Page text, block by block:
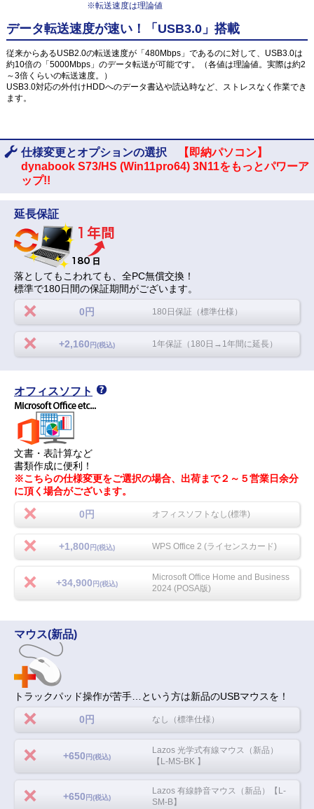
※転送速度は理論値
データ転送速度が速い！「USB3.0」搭載
従来からあるUSB2.0の転送速度が「480Mbps」であるのに対して、USB3.0は
約10倍の「5000Mbps」のデータ転送が可能です。（各値は理論値。実際は約2
～3倍くらいの転送速度。）
USB3.0対応の外付けHDDへのデータ書込や読込時など、ストレスなく作業でき
ます。
仕様変更とオプションの選択
【即納パソコン】
dynabook S73/HS (Win11pro64) 3N11をもっとパワーア
ップ!!
延長保証
落としてもこわれても、全PC無償交換！
標準で180日間の保証期間がございます。
0円 180日保証（標準仕様）
+2,160 円(税込) 1年保証（180日→1年間に延長）
オフィスソフト
文書・表計算など
書類作成に便利！
※こちらの仕様変更をご選択の場合、出荷まで２～５営業日余分
に頂く場合がございます。
0円 オフィスソフトなし(標準)
+1,800 円(税込) WPS Office 2 (ライセンスカード)
+34,900 円(税込)
Microsoft Office Home and Business
2024 (POSA版)
マウス(新品)
トラックパッド操作が苦手…という方は新品のUSBマウスを！
0円 なし（標準仕様）
+650 円(税込)
Lazos 光学式有線マウス（新品）
【L-MS-BK 】
+650 円(税込)
Lazos 有線静音マウス（新品）【L-
SM-B】